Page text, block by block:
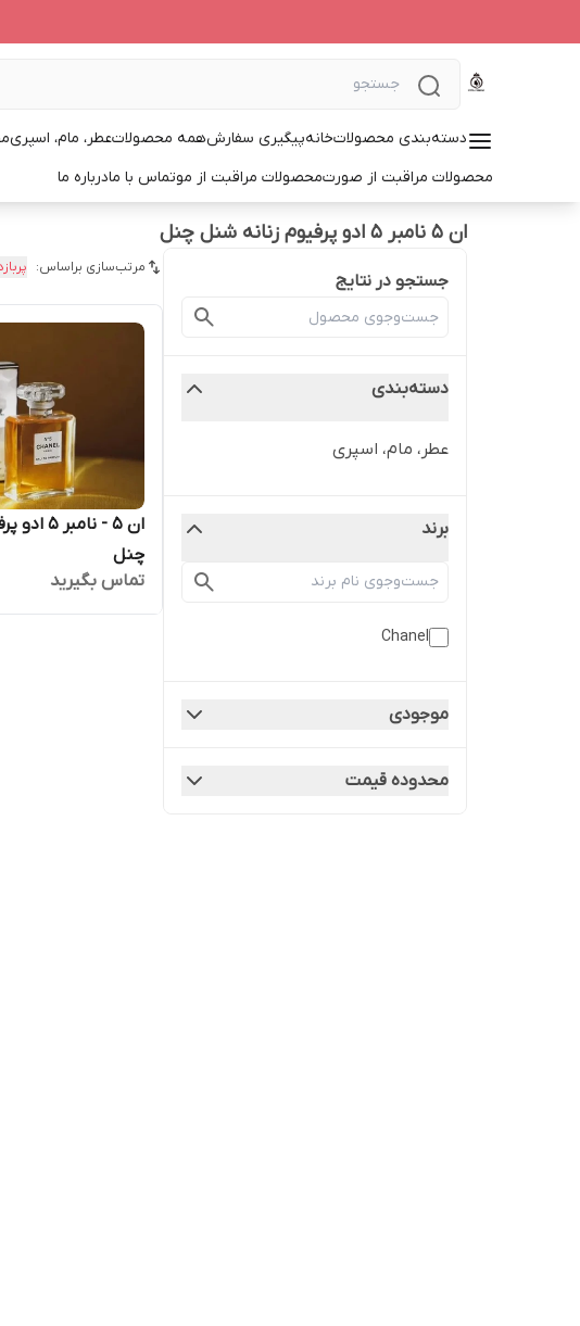
دسته‌بندی محصولاتخانهپیگیری سفارشهمه محصولاتعطر، مام، اسپری
محصولات مراقبت از صورتمحصولات مراقبت از موتماس با مادرباره ما
ان 5 نامبر 5 ادو پرفیوم زنانه شنل چنل
جستجو در نتایج
دسته‌بندی
عطر، مام، اسپری
برند
Chanel
موجودی
محدوده قیمت
مرتب‌سازی براساس:
ان 5 -
چنل
تماس بگیرید